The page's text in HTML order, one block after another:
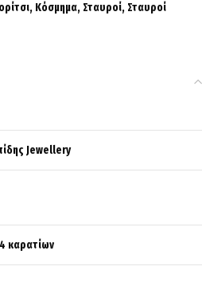
, Κόσμημα, Σταυροί, Σταυροί
Jewellery
καρατίων